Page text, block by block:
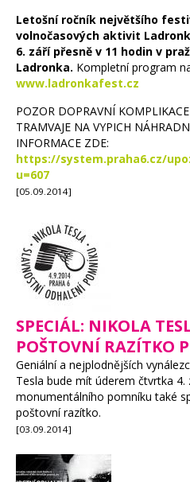
Letošní ročník největšího
volnočasových aktivit
6. září přesně v 11 hodin v
Ladronka. Kompletní program
www.ladronkafest.cz
POZOR DOPRAVNÍ
TRAMVAJE NA VYPICH
INFORMACE ZDE:
https://system.praha6.cz/
u=607
[05.09.2014]
SPECIÁL: NIKOLA
POŠTOVNÍ RAZÍTKO
Geniální a nejplodnějších
Tesla bude mít úderem čtvrtka 4.
monumentálního pomníku také
poštovní razítko.
[03.09.2014]